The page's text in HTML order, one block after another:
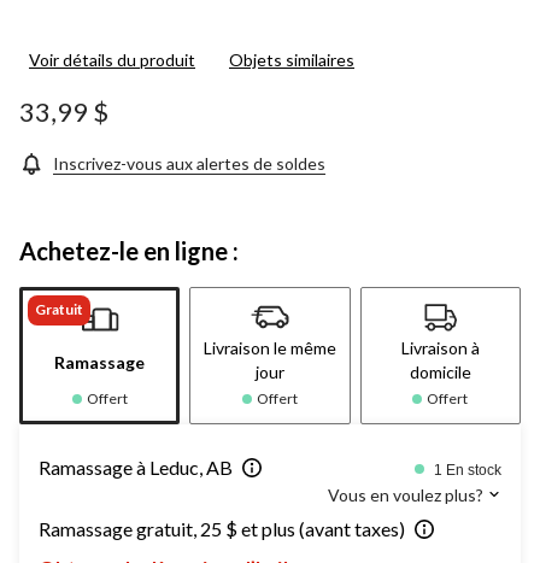
Voir détails du produit Objets similaires
33,99 $
Inscrivez-vous aux alertes de soldes
Achetez-le en ligne :
Gratuit
Ramassage
Offert
Livraison le même
jour
Offert
Livraison à
domicile
Offert
Ramassage à Leduc, AB 1 En stock
Vous en voulez plus?
Ramassage gratuit, 25 $ et plus (avant taxes)